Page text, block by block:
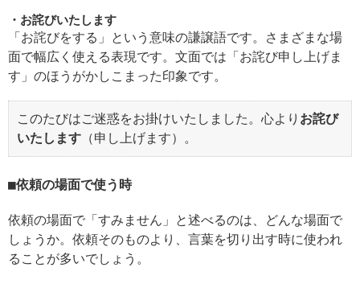
お詫びいたします
「お詫びをする」という意味の謙譲語です。さまざまな場
面で幅広く使える表現です。文面では「お詫び申し上げま
す」のほうがかしこまった印象です。
このたびはご迷惑をお掛けいたしました。心より お詫び
いたします （申し上げます）。
依頼の場面で使う時
依頼の場面で「すみません」と述べるのは、どんな場面で
しょうか。依頼そのものより、言葉を切り出す時に使われ
ることが多いでしょう。